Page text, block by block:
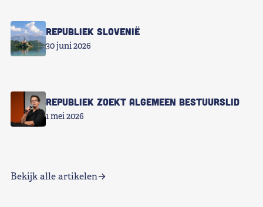
Republiek Slovenië
30 juni 2026
Republiek zoekt Algemeen Bestuurslid
1 mei 2026
Bekijk alle artikelen